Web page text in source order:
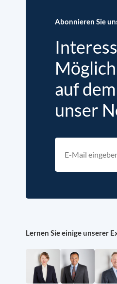
Abonnieren Sie
auf
unser
Lernen Sie einige unserer